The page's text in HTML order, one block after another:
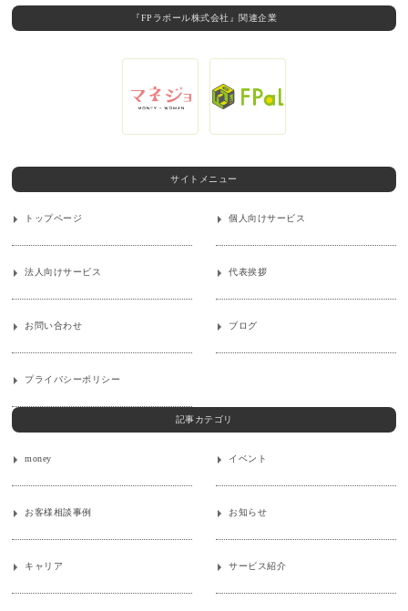
『FPラポール株式会社』関連企業
サイトメニュー
トップページ 個人向けサービス
法人向けサービス 代表挨拶
お問い合わせ ブログ
プライバシーポリシー
記事カテゴリ
money イベント
お客様相談事例 お知らせ
キャリア サービス紹介